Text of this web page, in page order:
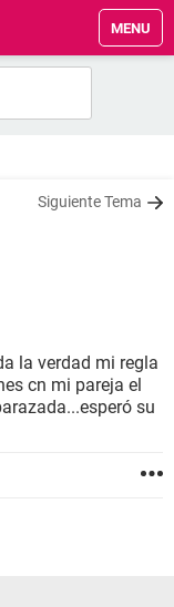
MENU
Siguiente Tema
la verdad mi regla
cn mi pareja el
su